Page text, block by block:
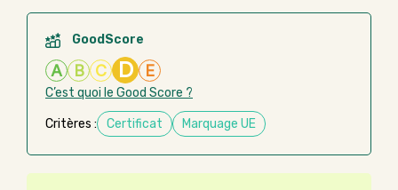
GoodScore
A B C D E
C’est quoi le Good Score ?
Critères : Certificat Marquage UE